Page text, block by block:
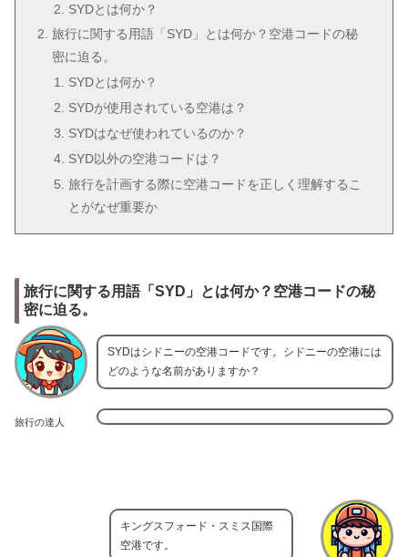
SYDとは何か？
旅行に関する用語「SYD」とは何か？空港コードの秘
密に迫る。
SYDとは何か？
SYDが使用されている空港は？
SYDはなぜ使われているのか？
SYD以外の空港コードは？
旅行を計画する際に空港コードを正しく理解するこ
とがなぜ重要か
旅行に関する用語「SYD」とは何か？空港コードの秘
密に迫る。
旅行の達人
SYDはシドニーの空港コードです。シドニーの空港には
どのような名前がありますか？
キングスフォード・スミス国際
空港です。